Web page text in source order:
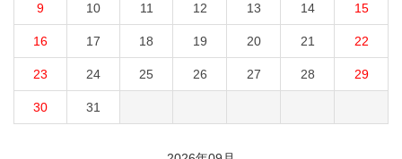
9 10 11 12 13 14 15
16 17 18 19 20 21 22
23 24 25 26 27 28 29
30 31